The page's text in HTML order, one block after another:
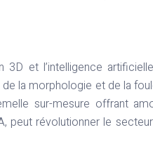
et l’intelligence
la morphologie et de la
sur-mesure offrant
peut révolutionner le